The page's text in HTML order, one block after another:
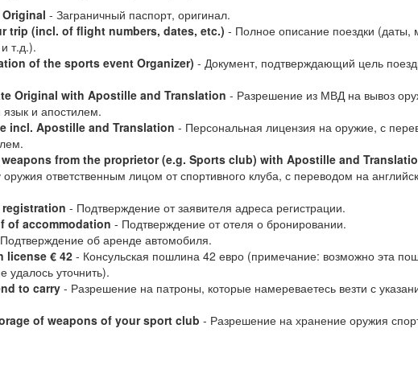
- Заграничный паспорт, оригинал.
trip (incl. of flight numbers, dates, etc.) - Полное описание поездки
т.д.).
of the sports event Organizer) - Документ, подтверждающий цель
Original with Apostille and Translation - Разрешение из МВД на вывоз
и апостилем.
incl. Apostille and Translation - Персональная лицензия на оружие, с
from the proprietor (e.g. Sports club) with Apostille and
ответственным лицом от спортивного клуба, с переводом на
- Подтверждение от заявителя адреса регистрации.
of accommodation - Подтверждение от отеля о бронировании.
об аренде автомобиля.
license € 42 - Консульская пошлина 42 евро (примечание: возможно эта
удалось уточнить).
to carry - Разрешение на патроны, которые намереваетесь везти с
of weapons of your sport club - Разрешение на хранение оружия